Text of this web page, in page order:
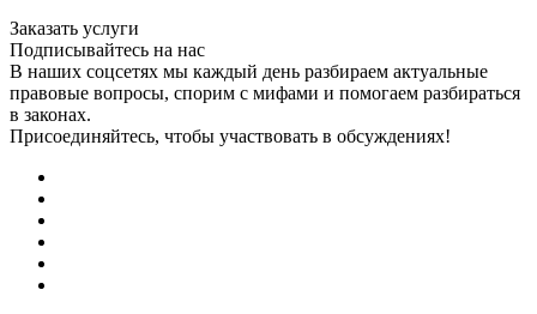
Заказать услуги
Подписывайтесь на нас
В наших соцсетях мы каждый день разбираем актуальные
правовые вопросы, спорим с мифами и помогаем разбираться
в законах.
Присоединяйтесь, чтобы участвовать в обсуждениях!